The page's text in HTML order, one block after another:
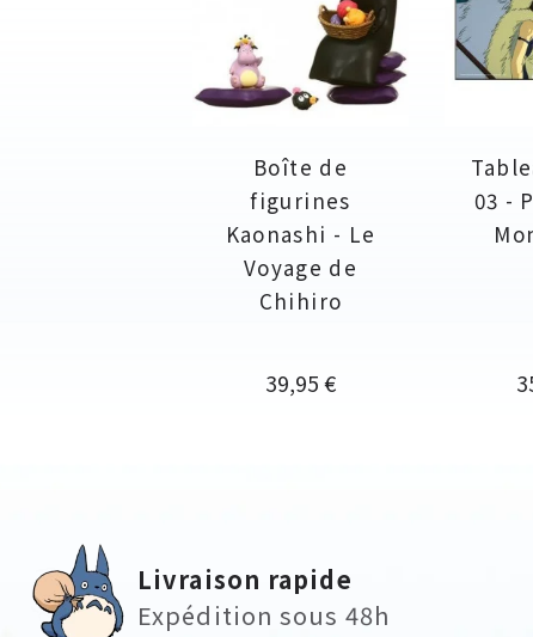
Boîte de
figurines
Kaonashi - Le
Voyage de
Chihiro
Prix
39,95 €
03 -
Livraison rapide
Expédition sous 48h